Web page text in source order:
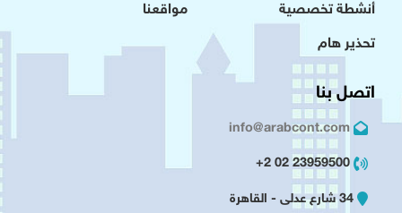
أنشطة تخصصية
تحذير هام
مواقعنا
اتصل بنا
info@arabcont.com
23959500 02 2+
34 شارع عدلى - القاهرة